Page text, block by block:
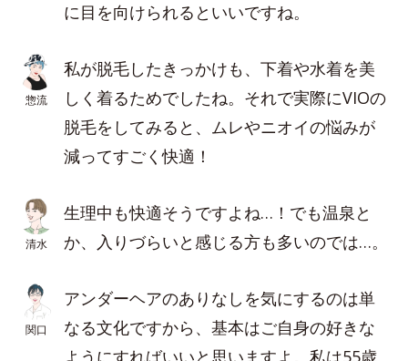
に目を向けられるといいですね。
惣流
私が脱毛したきっかけも、下着や水着を美
しく着るためでしたね。それで実際にVIOの
脱毛をしてみると、ムレやニオイの悩みが
減ってすごく快適！
清水
生理中も快適そうですよね…！でも温泉と
か、入りづらいと感じる方も多いのでは…。
関口
アンダーヘアのありなしを気にするのは単
なる文化ですから、基本はご自身の好きな
ようにすればいいと思いますよ。私は55歳